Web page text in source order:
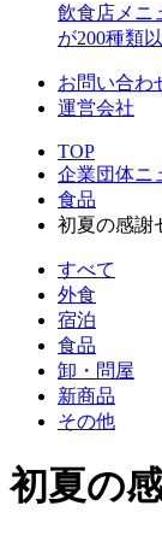
飲食店メニ
が200種類
お問い合わ
運営会社
TOP
企業団体ニ
食品
初夏の感謝
すべて
外食
宿泊
食品
卸・問屋
新商品
その他
初夏の